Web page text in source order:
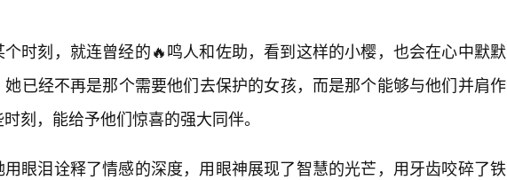
个时刻，就连曾经的🔥鸣人和佐助，看到这样的小樱，也会在心中默默
已经不再是那个需要他们去保护的女孩，而是那个能够与他们并肩作
刻，能给予他们惊喜的强大同伴。
眼泪诠释了情感的深度，用眼神展现了智慧的光芒，用牙齿咬碎了铁